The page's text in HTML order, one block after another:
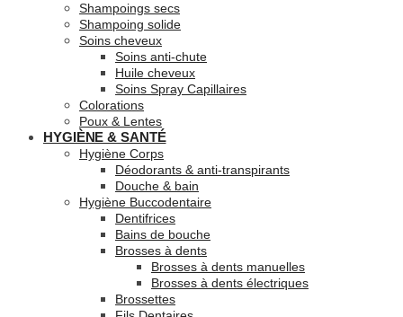
Shampoings secs
Shampoing solide
Soins cheveux
Soins anti-chute
Huile cheveux
Soins Spray Capillaires
Colorations
Poux & Lentes
HYGIÈNE & SANTÉ
Hygiène Corps
Déodorants & anti-transpirants
Douche & bain
Hygiène Buccodentaire
Dentifrices
Bains de bouche
Brosses à dents
Brosses à dents manuelles
Brosses à dents électriques
Brossettes